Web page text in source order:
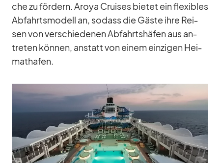
che zu för­dern. Aroya Crui­ses bie­tet ein fle­xi­bles
Ab­fahrts­mo­dell an, so­dass die Gäste ihre Rei­
sen von ver­schie­de­nen Ab­fahrts­hä­fen aus an­
tre­ten kön­nen, an­statt von ei­nem ein­zi­gen Hei­
mat­ha­fen.